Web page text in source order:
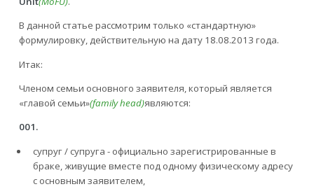
В данной статье рассмотрим только «стандартную»
формулировку, действительную на дату 18.08.2013 года.
Итак:
Членом семьи основного заявителя, который является
«главой семьи»(family head)являются:
001.
супруг / супруга - официально зарегистрированные в
браке, живущие вместе под одному физическому адресу
с основным заявителем,